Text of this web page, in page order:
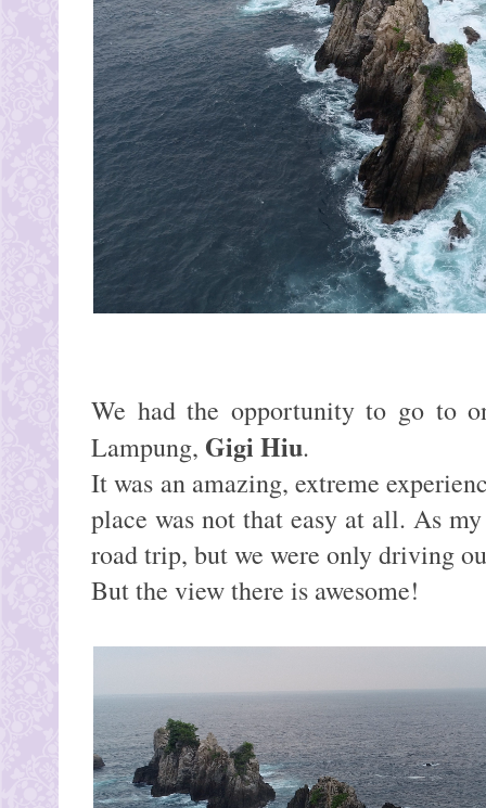
We had the opportunity to go to
Lampung, Gigi Hiu.
It was an amazing, extreme
place was not that easy at all. As
road trip, but we were only driving
But the view there is awesome!